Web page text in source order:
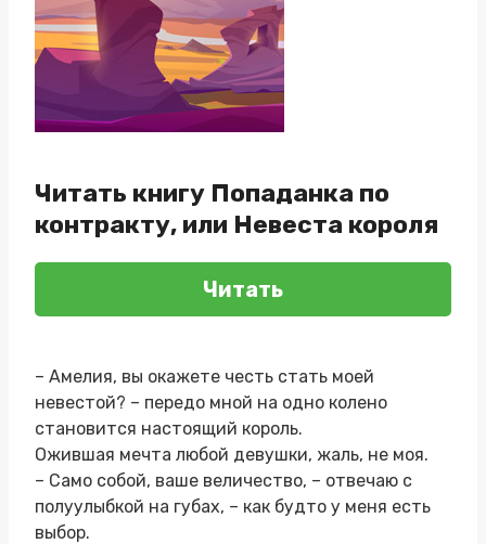
Читать книгу Попаданка по
контракту, или Невеста короля
Читать
– Амелия, вы окажете честь стать моей
невестой? – передо мной на одно колено
становится настоящий король.
Ожившая мечта любой девушки, жаль, не моя.
– Само собой, ваше величество, – отвечаю с
полуулыбкой на губах, – как будто у меня есть
выбор.